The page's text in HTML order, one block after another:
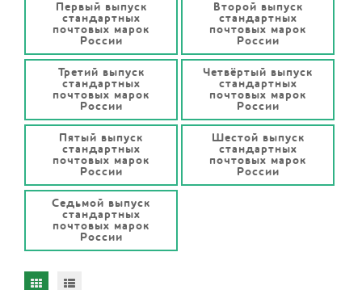
Первый выпуск
стандартных
почтовых марок
России
Второй выпуск
стандартных
почтовых марок
России
Третий выпуск
стандартных
почтовых марок
России
Четвёртый выпуск
стандартных
почтовых марок
России
Пятый выпуск
стандартных
почтовых марок
России
Шестой выпуск
стандартных
почтовых марок
России
Седьмой выпуск
стандартных
почтовых марок
России